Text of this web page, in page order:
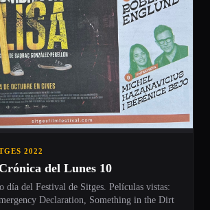
2022
del Lunes 10
día del Festival de Sitges. Películas vistas:
Declaration, Something in the Dirt